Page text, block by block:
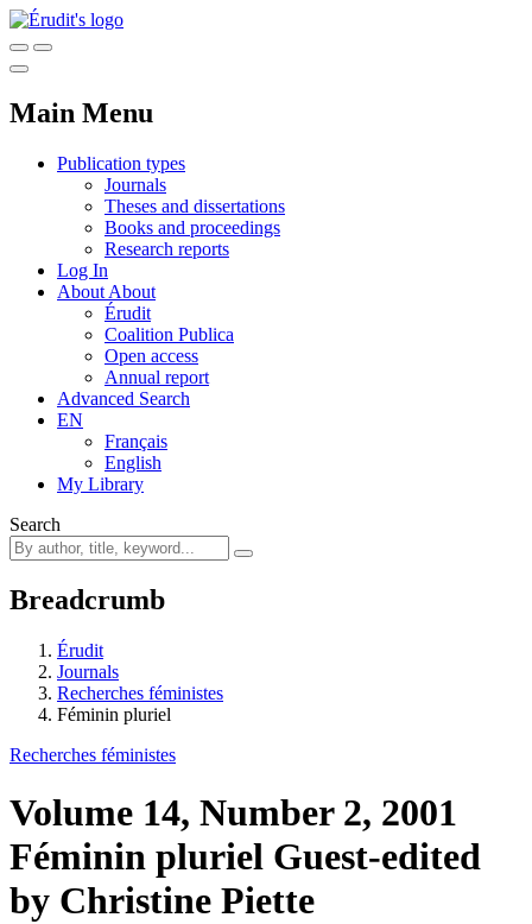
Main Menu
Publication types
Journals
Theses and dissertations
Books and proceedings
Research reports
Log In
About About
Érudit
Coalition Publica
Open access
Annual report
Advanced Search
EN
Français
English
My Library
Search
Breadcrumb
Érudit
Journals
Recherches féministes
Féminin pluriel
Recherches féministes
Volume 14, Number 2, 2001
Féminin pluriel Guest-edited
by Christine Piette